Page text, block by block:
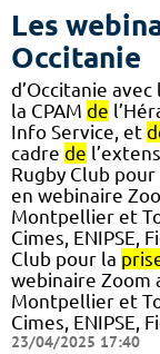
Les
Occitanie
d’Occitanie
la CPAM de
Info Service, et
cadre de
Rugby Club pour
en webinaire
Montpellier et
Cimes, ENIPSE,
Club pour la
webinaire Zoom
Montpellier et
Cimes, ENIPSE,
23/04/2025 17:40